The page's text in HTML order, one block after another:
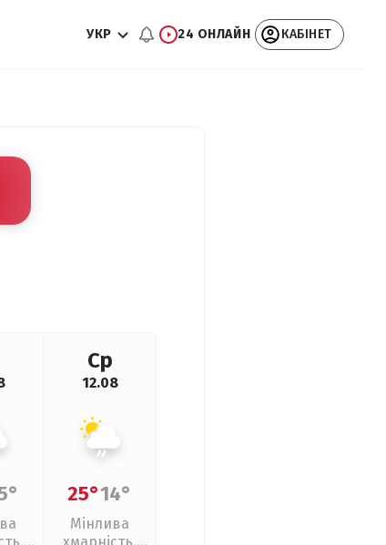
УКР 24 ОНЛАЙН КАБІНЕТ
Ср
12.08
25°14°
Мінлива